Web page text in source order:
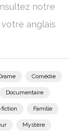
notre
anglais
Comédie
Documentaire
fiction Famille
Mystère